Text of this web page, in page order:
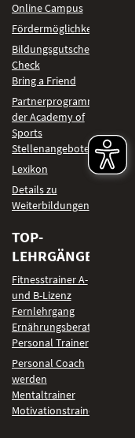
Online Campus
Fördermöglichkeiten
Bildungsgutschein
Check
Bring a Friend
Partnerprogramm
der Academy of
Sports
Stellenangebote
Lexikon
Details zu
Weiterbildungen
TOP-
LEHRGÄNGE
Fitnesstrainer A-
und B-Lizenz
Fernlehrgang
Ernährungsberater
Personal Trainer
Personal Coach
werden
Mentaltrainer
Motivationstrainer